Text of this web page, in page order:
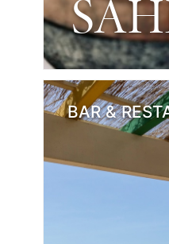
BAR &